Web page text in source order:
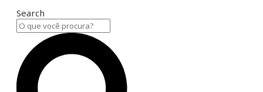
Search